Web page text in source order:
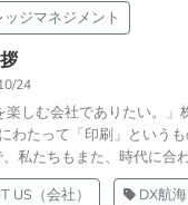
ッジマネジメント
24
楽しむ会社でありたい。
わたって「印刷」という
私たちもまた、時代に合
US（会社） DX航